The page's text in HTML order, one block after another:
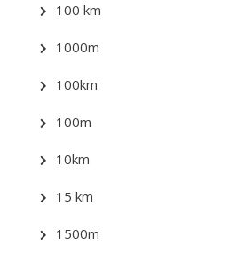
100 km
1000m
100km
100m
10km
15 km
1500m